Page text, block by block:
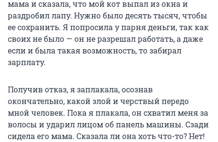
мама и сказала, что мой кот выпал из окна и
раздробил лапу. Нужно было десять тысяч, чтобы
ее сохранить. Я попросила у парня деньги, так как
своих не было — он не разрешал работать, а даже
если и была такая возможность, то забирал
зарплату.
Получив отказ, я заплакала, осознав
окончательно, какой злой и черствый передо
мной человек. Пока я плакала, он схватил меня за
волосы и ударил лицом об панель машины. Сзади
сидела его мама. Сказала ли она хоть что-то? Нет!